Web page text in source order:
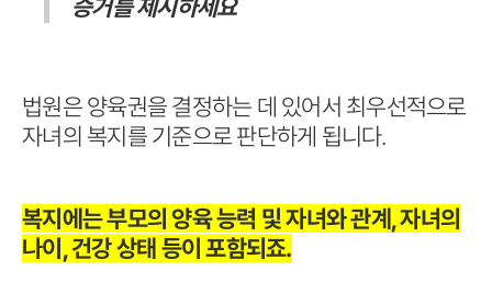
증거를 제시하세요
법원은 양육권을 결정하는 데 있어서 최우선적으로
자녀의 복지를 기준으로 판단하게 됩니다.
복지에는 부모의 양육 능력 및 자녀와 관계, 자녀의
나이, 건강 상태 등이 포함되죠.